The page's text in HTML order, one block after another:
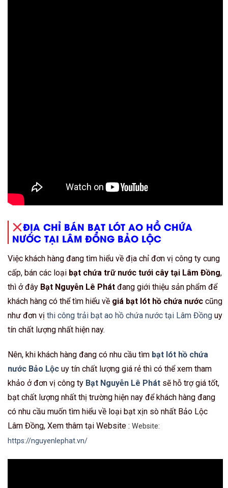
ĐỊA CHỈ BÁN BẠT LÓT AO HỒ CHỨA
NƯỚC TẠI LÂM ĐỒNG BẢO LỘC
Việc khách hàng đang tìm hiểu về địa chỉ đơn vị công ty cung
cấp, bán các loại bạt chứa trữ nước tưới cây tại Lâm Đồng,
thì ở đây Bạt Nguyễn Lê Phát đang giới thiệu sản phẩm để
khách hàng có thể tìm hiểu về giá bạt lót hồ chứa nước cũng
như đơn vị thi công trải bạt ao hồ chứa nước tại Lâm Đồng uy
tín chất lượng nhất hiện nay.
Nên, khi khách hàng đang có nhu cầu tìm bạt lót hồ chứa
nước Bảo Lộc uy tín chất lượng giá rẻ thì có thể xem tham
khảo ở đơn vị công ty Bạt Nguyễn Lê Phát sẽ hỗ trợ giá tốt,
bạt chất lượng nhất thị trường hiện nay để khách hàng đang
có nhu cầu muốn tìm hiểu về loại bạt xịn sò nhất Bảo Lộc
Lâm Đồng, Xem thâm tại Website : Website:
https://nguyenlephat.vn/